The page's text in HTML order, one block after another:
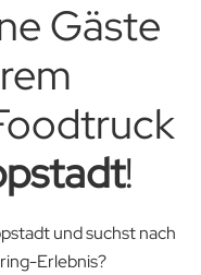
Gäste
!
und suchst nach
Erlebnis?